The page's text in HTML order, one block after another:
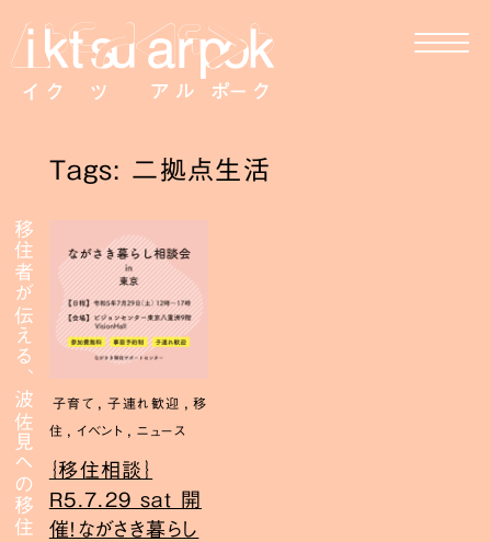
移住者が伝える、波佐見への移住
Tags: 二拠点生活
子育て , 子連れ歓迎 , 移
住 , イベント , ニュース
｛移住相談｝
R5.7.29 sat 開
催！ながさき暮らし